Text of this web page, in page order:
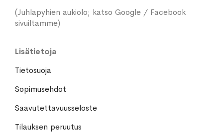
(Juhlapyhien aukiolo; katso Google / Facebook
sivuiltamme)
Lisätietoja
Tietosuoja
Sopimusehdot
Saavutettavuusseloste
Tilauksen peruutus